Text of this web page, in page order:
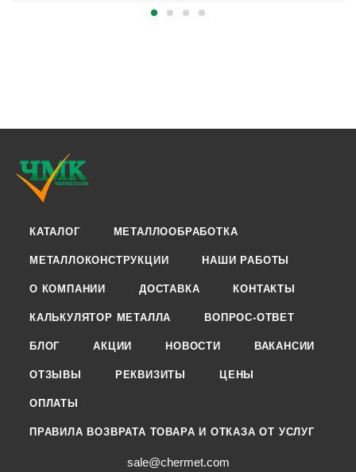
КАТАЛОГ МЕТАЛЛООБРАБОТКА
МЕТАЛЛОКОНСТРУКЦИИ НАШИ РАБОТЫ
О КОМПАНИИ ДОСТАВКА КОНТАКТЫ
КАЛЬКУЛЯТОР МЕТАЛЛА ВОПРОС-ОТВЕТ
БЛОГ АКЦИИ НОВОСТИ ВАКАНСИИ
ОТЗЫВЫ РЕКВИЗИТЫ ЦЕНЫ
ОПЛАТЫ
ПРАВИЛА ВОЗВРАТА ТОВАРА И ОТКАЗА ОТ УСЛУГ
sale@chermet.com